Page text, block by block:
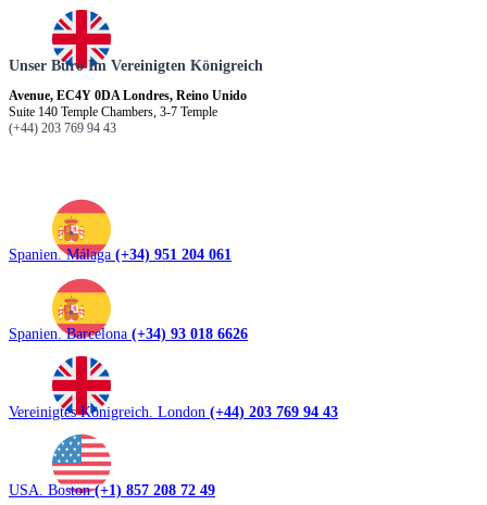
Unser Büro Im Vereinigten Königreich
Avenue, EC4Y 0DA Londres, Reino Unido
Suite 140 Temple Chambers, 3-7 Temple
(+44) 203 769 94 43
Spanien. Málaga (+34) 951 204 061
Spanien. Barcelona (+34) 93 018 6626
Vereinigtes Königreich. London (+44) 203 769 94 43
USA. Boston(+1) 857 208 72 49